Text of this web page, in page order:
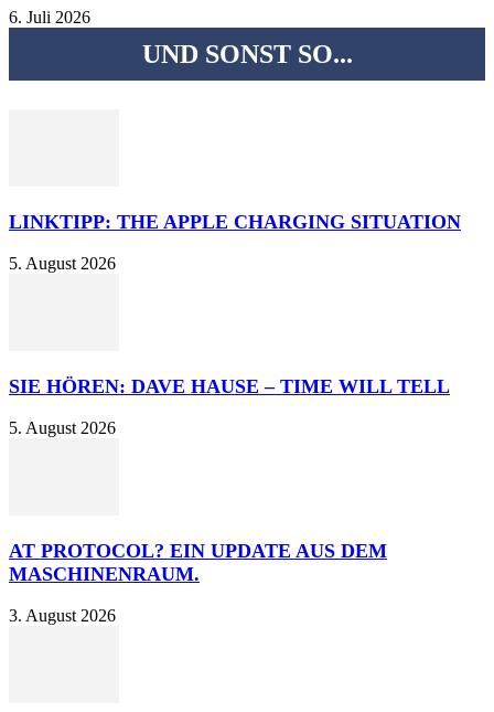
6. Juli 2026
UND SONST SO...
LINKTIPP: THE APPLE CHARGING SITUATION
5. August 2026
SIE HÖREN: DAVE HAUSE – TIME WILL TELL
5. August 2026
AT PROTOCOL? EIN UPDATE AUS DEM
MASCHINENRAUM.
3. August 2026